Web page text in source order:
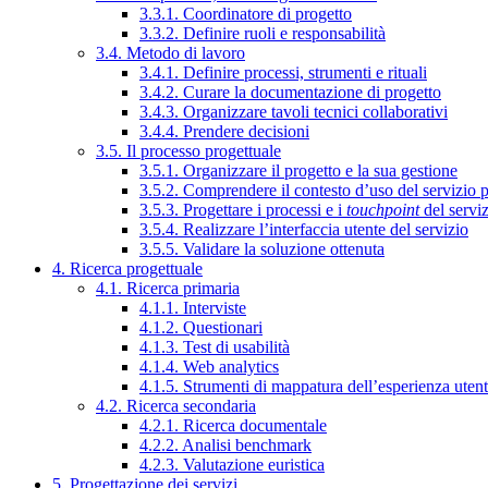
3.3.1. Coordinatore di progetto
3.3.2. Definire ruoli e responsabilità
3.4. Metodo di lavoro
3.4.1. Definire processi, strumenti e rituali
3.4.2. Curare la documentazione di progetto
3.4.3. Organizzare tavoli tecnici collaborativi
3.4.4. Prendere decisioni
3.5. Il processo progettuale
3.5.1. Organizzare il progetto e la sua gestione
3.5.2. Comprendere il contesto d’uso del servizio
3.5.3. Progettare i processi e i touchpointdel
3.5.4. Realizzare l’interfaccia utente del servizio
3.5.5. Validare la soluzione ottenuta
4. Ricerca progettuale
4.1. Ricerca primaria
4.1.1. Interviste
4.1.2. Questionari
4.1.3. Test di usabilità
4.1.4. Web analytics
4.1.5. Strumenti di mappatura dell’esperienza
4.2. Ricerca secondaria
4.2.1. Ricerca documentale
4.2.2. Analisi benchmark
4.2.3. Valutazione euristica
5. Progettazione dei servizi